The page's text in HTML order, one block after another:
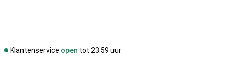
Klantenservice open tot 23.59 uur